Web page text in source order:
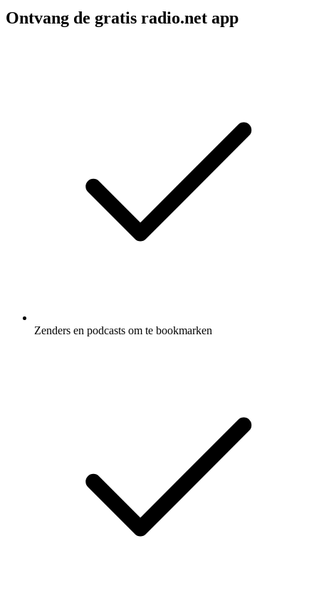
Ontvang de gratis radio.net app
Zenders en podcasts om te bookmarken